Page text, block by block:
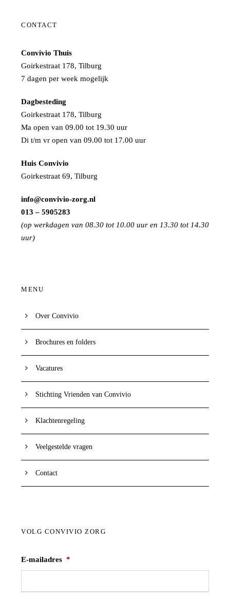
CONTACT
Convivio Thuis
Goirkestraat 178, Tilburg
7 dagen per week mogelijk
Dagbesteding
Goirkestraat 178, Tilburg
Ma open van 09.00 tot 19.30 uur
Di t/m vr open van 09.00 tot 17.00 uur
Huis Convivio
Goirkestraat 69, Tilburg
info@convivio-zorg.nl
013 – 5905283
(op werkdagen van 08.30 tot 10.00 uur en 13.30 tot 14.30
uur)
MENU
Over Convivio
Brochures en folders
Vacatures
Stichting Vrienden van Convivio
Klachtenregeling
Veelgestelde vragen
Contact
VOLG CONVIVIO ZORG
E-mailadres *